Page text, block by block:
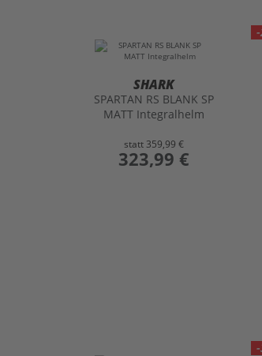
SHARK
SPARTAN RS BLANK SP
MATT Integralhelm
statt 359,99 €
preis
323,99 €